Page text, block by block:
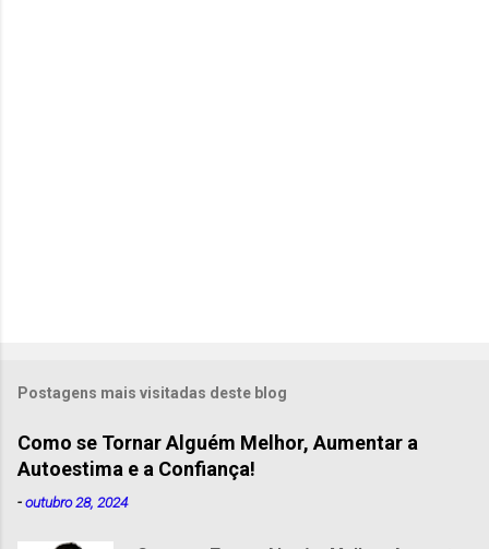
Postagens mais visitadas deste blog
Como se Tornar Alguém Melhor, Aumentar a
Autoestima e a Confiança!
-outubro 28, 2024